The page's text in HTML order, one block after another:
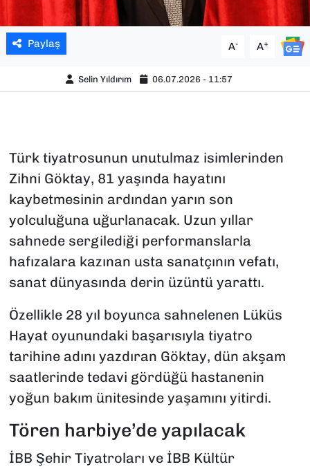
Paylaş A- A+
Selin Yıldırım 06.07.2026 - 11:57
Türk tiyatrosunun unutulmaz isimlerinden
Zihni Göktay, 81 yaşında hayatını
kaybetmesinin ardından yarın son
yolculuğuna uğurlanacak. Uzun yıllar
sahnede sergilediği performanslarla
hafızalara kazınan usta sanatçının vefatı,
sanat dünyasında derin üzüntü yarattı.
Özellikle 28 yıl boyunca sahnelenen Lüküs
Hayat oyunundaki başarısıyla tiyatro
tarihine adını yazdıran Göktay, dün akşam
saatlerinde tedavi gördüğü hastanenin
yoğun bakım ünitesinde yaşamını yitirdi.
Tören harbiye’de yapılacak
İBB Şehir Tiyatroları ve İBB Kültür